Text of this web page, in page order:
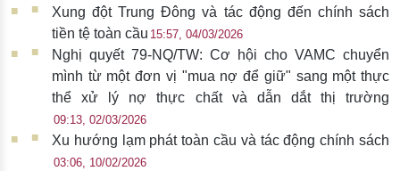
Xung đột Trung Đông và tác động đến chính sách
tiền tệ toàn cầu 15:57, 04/03/2026
Nghị quyết 79-NQ/TW: Cơ hội cho VAMC chuyển
mình từ một đơn vị "mua nợ để giữ" sang một thực
thể xử lý nợ thực chất và dẫn dắt thị trường
09:13, 02/03/2026
Xu hướng lạm phát toàn cầu và tác động chính sách
03:06, 10/02/2026